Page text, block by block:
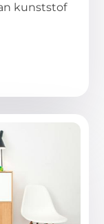
kunststof